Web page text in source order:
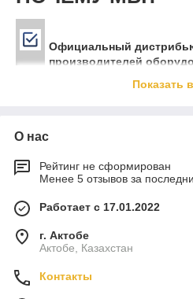
Официальный
производителей
Мы заслужили доверие
входит в рейтинг самых
Прямое присутствие в
быстрая доставка по
Показать
О нас
Рейтинг не сформирован
Менее 5 отзывов за
Работает с 17.01.2022
г. Актобе
Актобе, Казахстан
Контакты